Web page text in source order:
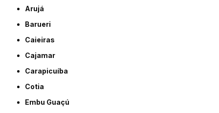
Arujá
Barueri
Caieiras
Cajamar
Carapicuíba
Cotia
Embu Guaçú